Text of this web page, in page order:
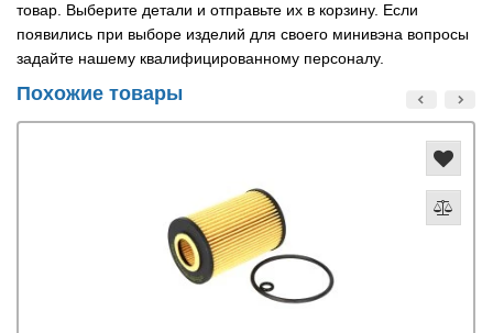
товар. Выберите детали и отправьте их в корзину. Если
появились при выборе изделий для своего минивэна вопросы
задайте нашему квалифицированному персоналу.
Похожие товары